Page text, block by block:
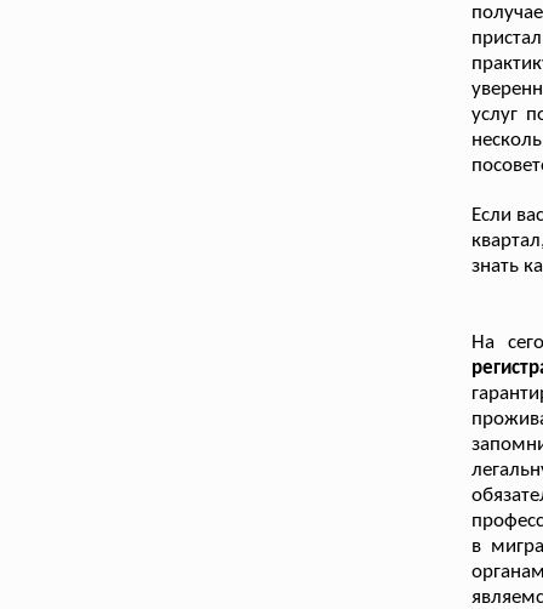
услуг
Если
знать
На
в